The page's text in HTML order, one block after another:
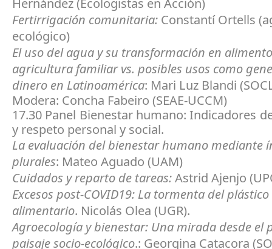
Hernández (Ecologistas en Acción)
Fertirrigación comunitaria: Constantí Ortells
ecológico)
El uso del agua y su transformación en
agricultura familiar vs. posibles usos como
dinero en Latinoamérica: Mari Luz Blandi
Modera: Concha Fabeiro (SEAE-UCCM)
17.30 Panel Bienestar humano: Indicadores
y respeto personal y social.
La evaluación del bienestar humano mediante
plurales: Mateo Aguado (UAM)
Cuidados y reparto de tareas:Astrid Ajenjo
Excesos post-COVID19: La tormenta del plástico
alimentario. Nicolás Olea (UGR).
Agroecología y bienestar: Una mirada desde el
paisaje socio-ecológico.: Georgina Catacora